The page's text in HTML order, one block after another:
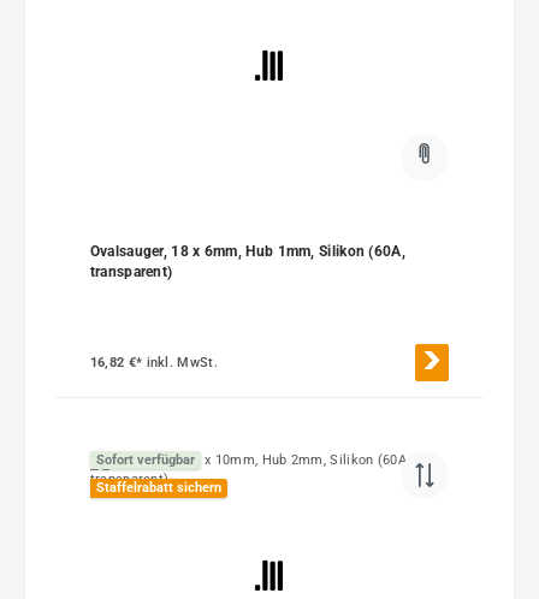
Ovalsauger, 18 x 6mm, Hub 1mm, Silikon (60A,
transparent)
16,82 €* inkl. MwSt.
Sofort verfügbar
Staffelrabatt sichern